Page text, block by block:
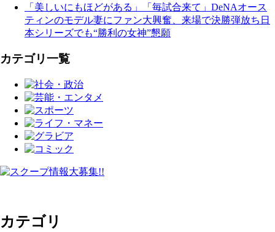
「美しいにもほどがある」「毎試合来て」DeNAオース
ティンのモデル妻にファン大興奮、来場で決勝弾放ち日
本シリーズでも“勝利の女神”懇願
カテゴリ一覧
カテゴリ